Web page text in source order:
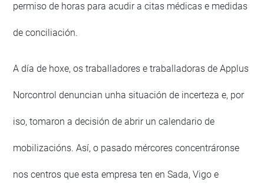
permiso de horas para acudir a citas médicas e medidas
de conciliación.
A día de hoxe, os traballadores e traballadoras de Applus
Norcontrol denuncian unha situación de incerteza e, por
iso, tomaron a decisión de abrir un calendario de
mobilizacións. Así, o pasado mércores concentráronse
nos centros que esta empresa ten en Sada, Vigo e